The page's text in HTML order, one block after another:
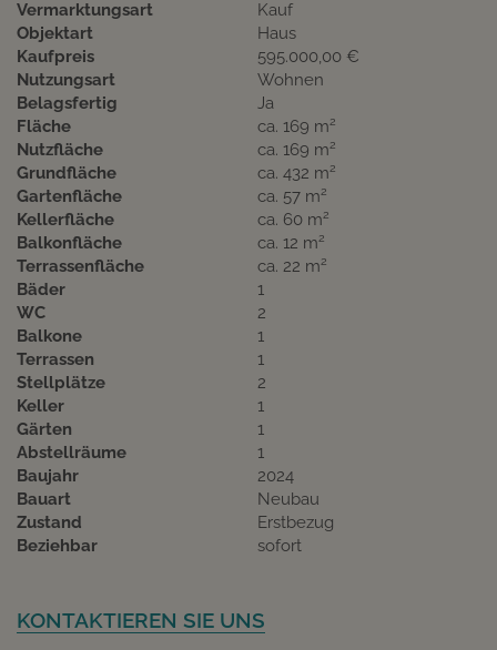
Vermarktungsart
Kauf
Objektart
Haus
Kaufpreis
595.000,00 €
Nutzungsart
Wohnen
Belagsfertig
Ja
Fläche
ca. 169 m2
Nutzfläche ca. 169 m2
Grundfläche ca. 432 m2
Gartenfläche ca. 57 m2
Kellerfläche ca. 60 m2
Balkonfläche ca. 12 m2
Terrassenfläche ca. 22 m2
Bäder
1
WC
2
Balkone
1
Terrassen
1
Stellplätze
2
Keller
1
Gärten
1
Abstellräume
1
Baujahr
2024
Bauart
Neubau
Zustand
Erstbezug
Beziehbar
sofort
KONTAKTIEREN SIE UNS